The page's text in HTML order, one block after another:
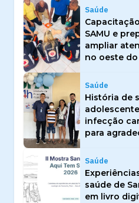
Saúde
SAMU e
ampliar
no oeste do
Saúde
História de
infecção
para
Saúde
saúde de
em livro